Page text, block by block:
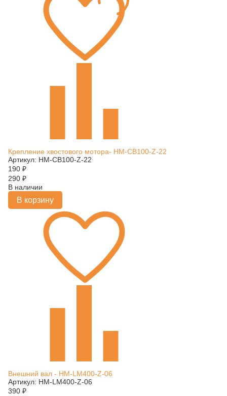
Крепление хвостового мотора- HM-CB100-Z-22
Артикул: HM-CB100-Z-22
190 ₽
290 ₽
В наличии
В корзину
Внешний вал - HM-LM400-Z-06
Артикул: HM-LM400-Z-06
390 ₽